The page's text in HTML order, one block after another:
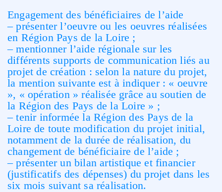
Engagement des bénéficiaires de l’aide
– présenter l’oeuvre ou les oeuvres réalisées
en Région Pays de la Loire ;
– mentionner l’aide régionale sur les
différents supports de communication liés au
projet de création : selon la nature du projet,
la mention suivante est à indiquer : « oeuvre
», « opération » réalisée grâce au soutien de
la Région des Pays de la Loire » ;
– tenir informée la Région des Pays de la
Loire de toute modification du projet initial,
notamment de la durée de réalisation, du
changement de bénéficiaire de l’aide ;
– présenter un bilan artistique et financier
(justificatifs des dépenses) du projet dans les
six mois suivant sa réalisation.